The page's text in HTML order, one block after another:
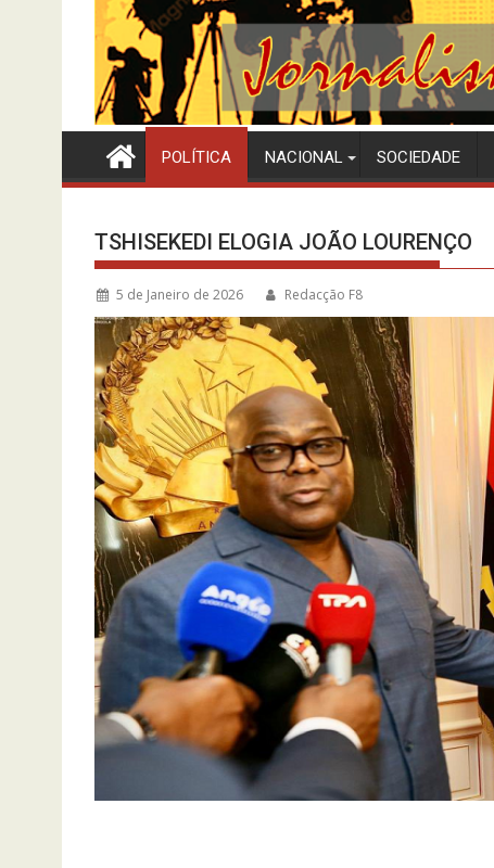
POLÍTICA NACIONAL SOCIEDADE
TSHISEKEDI ELOGIA JOÃO LOURENÇO
5 de Janeiro de 2026 Redacção F8